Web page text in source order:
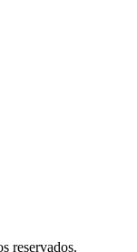
reservados.